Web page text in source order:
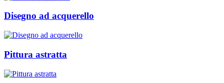
Disegno ad acquerello
Pittura astratta